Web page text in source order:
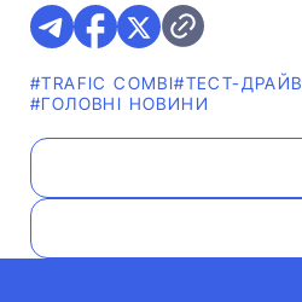
#TRAFIC COMBI#ТЕСТ-ДРАЙВ
#ГОЛОВНІ НОВИНИ